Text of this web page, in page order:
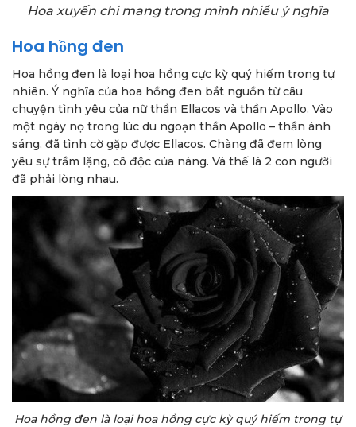
Hoa xuyến chi mang trong mình nhiều ý nghĩa
Hoa hồng đen
Hoa hồng đen là loại hoa hồng cực kỳ quý hiếm trong tự
nhiên. Ý nghĩa của hoa hồng đen bắt nguồn từ câu
chuyện tình yêu của nữ thần Ellacos và thần Apollo. Vào
một ngày nọ trong lúc du ngoạn thần Apollo – thần ánh
sáng, đã tình cờ gặp được Ellacos. Chàng đã đem lòng
yêu sự trầm lặng, cô độc của nàng. Và thế là 2 con người
đã phải lòng nhau.
Hoa hồng đen là loại hoa hồng cực kỳ quý hiếm trong tự